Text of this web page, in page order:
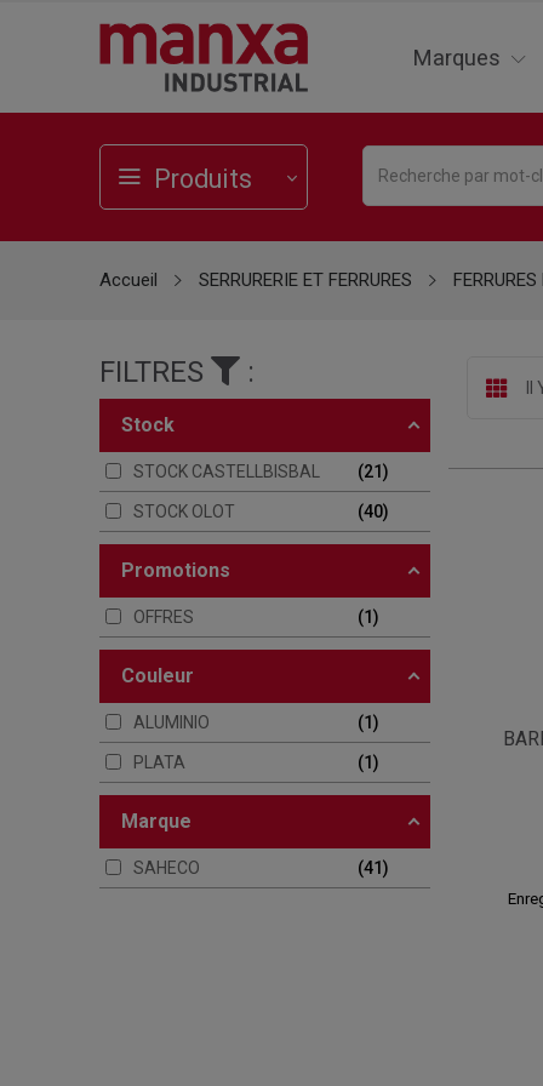
Marques
Produits
Accueil SERRURERIE ET FERRURES
FILTRES :
stock
STOCK CASTELLBISBAL 21
STOCK OLOT 40
promotions
OFFRES 1
couleur
ALUMINIO 1
PLATA 1
marque
SAHECO 41